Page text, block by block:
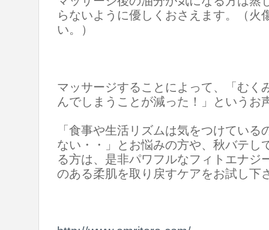
らないように優しくおさえます。（火
い。）
マッサージすることによって、「むく
んでしまうことが減った！」というお
「食事や生活リズムは気をつけてい
ない・・」とお悩みの方や、秋バテし
る方は、是非パワフルなフィトエナジ
のある柔肌を取り戻すケアをお試し下